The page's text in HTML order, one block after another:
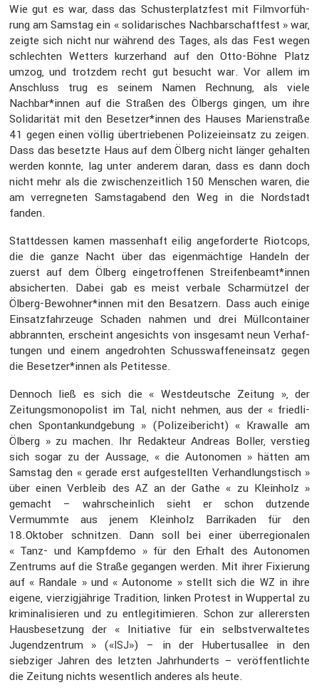
Wie gut es war, dass das Schus­ter­platz­fest mit Filmvor­füh­
rung am Samstag ein « solida­ri­sches Nachbar­schaft­fest » war,
zeigte sich nicht nur während des Tages, als das Fest wegen
schlechten Wetters kurzer­hand auf den Otto-Böhne Platz
umzog, und trotzdem recht gut besucht war. Vor allem im
Anschluss trug es seinem Namen Rechnung, als viele
Nachbar*innen auf die Straßen des Ölbergs gingen, um ihre
Solida­rität mit den Besetzer*innen des Hauses Marien­straße
41 gegen einen völlig übertrie­benen Polizei­ein­satz zu zeigen.
Dass das besetzte Haus auf dem Ölberg nicht länger gehalten
werden konnte, lag unter anderem daran, dass es dann doch
nicht mehr als die zwischen­zeit­lich 150 Menschen waren, die
am verreg­neten Samstag­abend den Weg in die Nordstadt
fanden.
Statt­dessen kamen massen­haft eilig angefor­derte Riotcops,
die die ganze Nacht über das eigen­mäch­tige Handeln der
zuerst auf dem Ölberg einge­trof­fenen Streifenbeamt*innen
absicherten. Dabei gab es meist verbale Schar­mützel der
Ölberg-Bewohner*innen mit den Besat­zern. Dass auch einige
Einsatz­fahr­zeuge Schaden nahmen und drei Müllcon­tainer
abbrannten, erscheint angesichts von insge­samt neun Verhaf­
tungen und einem angedrohten Schuss­waf­fen­ein­satz gegen
die Besetzer*innen als Petitesse.
Dennoch ließ es sich die « Westdeut­sche Zeitung », der
Zeitungs­mo­no­po­list im Tal, nicht nehmen, aus der « fried­li­
chen Spontan­kund­ge­bung » (Polizei­be­richt) « Krawalle am
Ölberg » zu machen. Ihr Redak­teur Andreas Boller, verstieg
sich sogar zu der Aussage, « die Autonomen » hätten am
Samstag den « gerade erst aufge­stellten Verhand­lungs­tisch »
über einen Verbleib des AZ an der Gathe « zu Klein­holz »
gemacht – wahrschein­lich sieht er schon dutzende
Vermummte aus jenem Klein­holz Barri­kaden für den
18.Oktober schnitzen. Dann soll bei einer überre­gio­nalen
« Tanz- und Kampf­demo » für den Erhalt des Autonomen
Zentrums auf die Straße gegangen werden. Mit ihrer Fixie­rung
auf « Randale » und « Autonome » stellt sich die WZ in ihre
eigene, vierzig­jäh­rige Tradi­tion, linken Protest in Wuppertal zu
krimi­na­li­sieren und zu entle­gi­ti­mieren. Schon zur aller­ersten
Hausbe­set­zung der « Initia­tive für ein selbst­ver­wal­tetes
Jugend­zen­trum » («ISJ») – in der Huber­tus­allee in den
siebziger Jahren des letzten Jahrhun­derts – veröf­fent­lichte
die Zeitung nichts wesent­lich anderes als heute.